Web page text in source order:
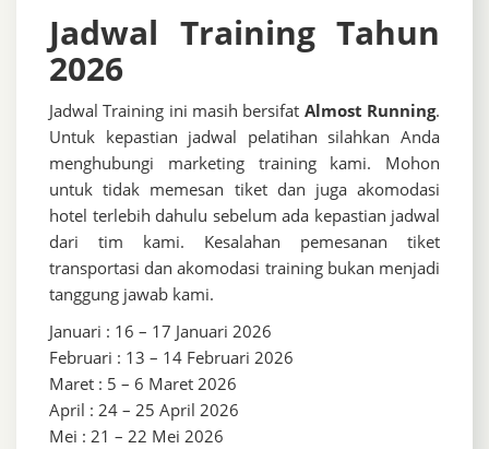
Jadwal Training Tahun
2026
Jadwal Training ini masih bersifat Almost Running.
Untuk kepastian jadwal pelatihan silahkan Anda
menghubungi marketing training kami. Mohon
untuk tidak memesan tiket dan juga akomodasi
hotel terlebih dahulu sebelum ada kepastian jadwal
dari tim kami. Kesalahan pemesanan tiket
transportasi dan akomodasi training bukan menjadi
tanggung jawab kami.
Januari : 16 – 17 Januari 2026
Februari : 13 – 14 Februari 2026
Maret : 5 – 6 Maret 2026
April : 24 – 25 April 2026
Mei : 21 – 22 Mei 2026